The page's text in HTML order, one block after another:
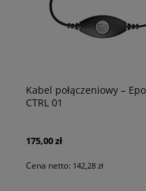
Kabel połączeniowy –
CTRL 01
175,00 zł
Cena netto: 142,28 zł